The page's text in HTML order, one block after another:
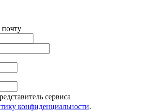
почту
сервиса
конфиденциальности.